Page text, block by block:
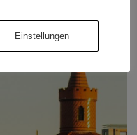
Einstellungen